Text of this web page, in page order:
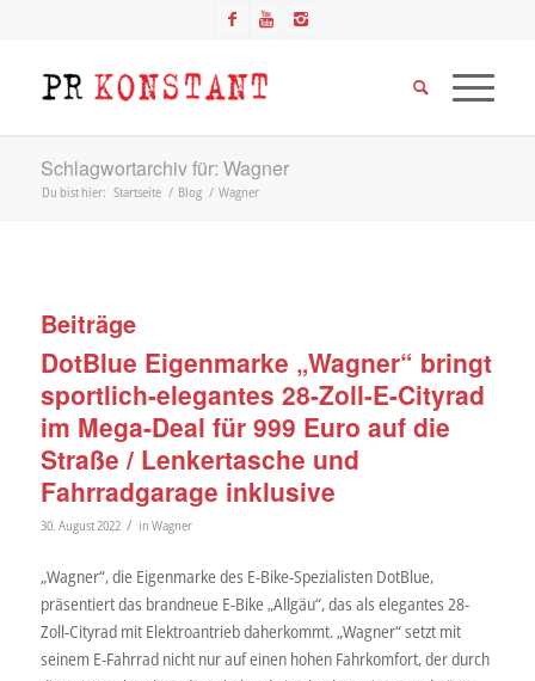
Schlagwortarchiv für: Wagner
Du bist hier: Startseite / Blog / Wagner
Beiträge
DotBlue Eigenmarke „Wagner“ bringt
sportlich-elegantes 28-Zoll-E-Cityrad
im Mega-Deal für 999 Euro auf die
Straße / Lenkertasche und
Fahrradgarage inklusive
30. August 2022 / in Wagner
„Wagner“, die Eigenmarke des E-Bike-Spezialisten DotBlue,
präsentiert das brandneue E-Bike „Allgäu“, das als elegantes 28-
Zoll-Cityrad mit Elektroantrieb daherkommt. „Wagner“ setzt mit
seinem E-Fahrrad nicht nur auf einen hohen Fahrkomfort, der durch